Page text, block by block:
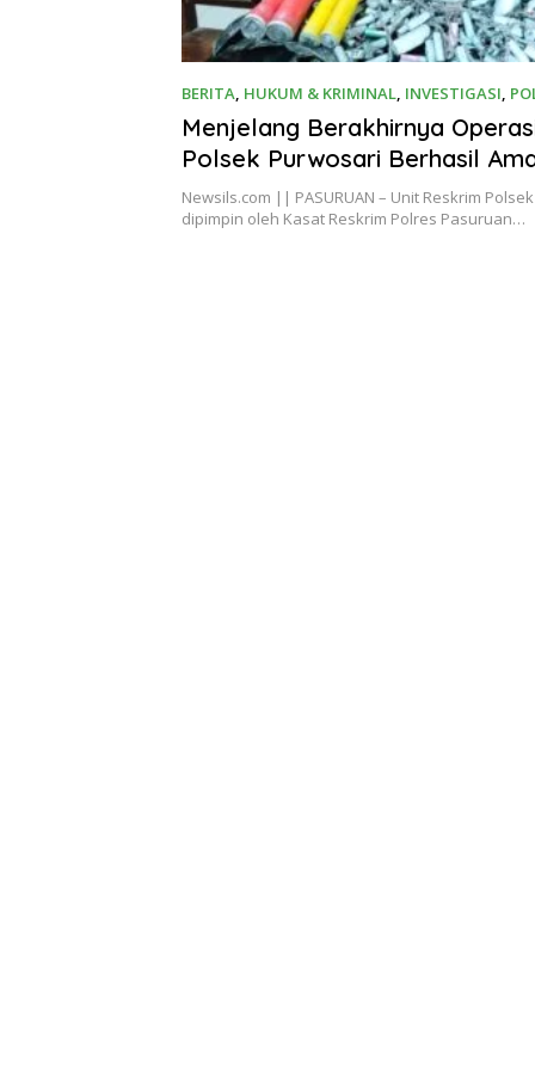
BERITA, HUKUM & KRIMINAL, INVESTIGASI,
2024
Menjelang Berakhirnya
Polsek Purwosari Berhasil
Pelaku Pemilik Bahan Peledak
Newsils.com || PASURUAN – Unit Reskrim
dipimpin oleh Kasat Reskrim Polres Pasuruan…